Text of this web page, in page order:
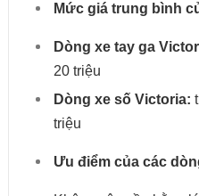
Mức giá trung bình
Dòng xe tay ga
20 triệu
Dòng xe số Victoria:
triệu
Ưu điểm của các